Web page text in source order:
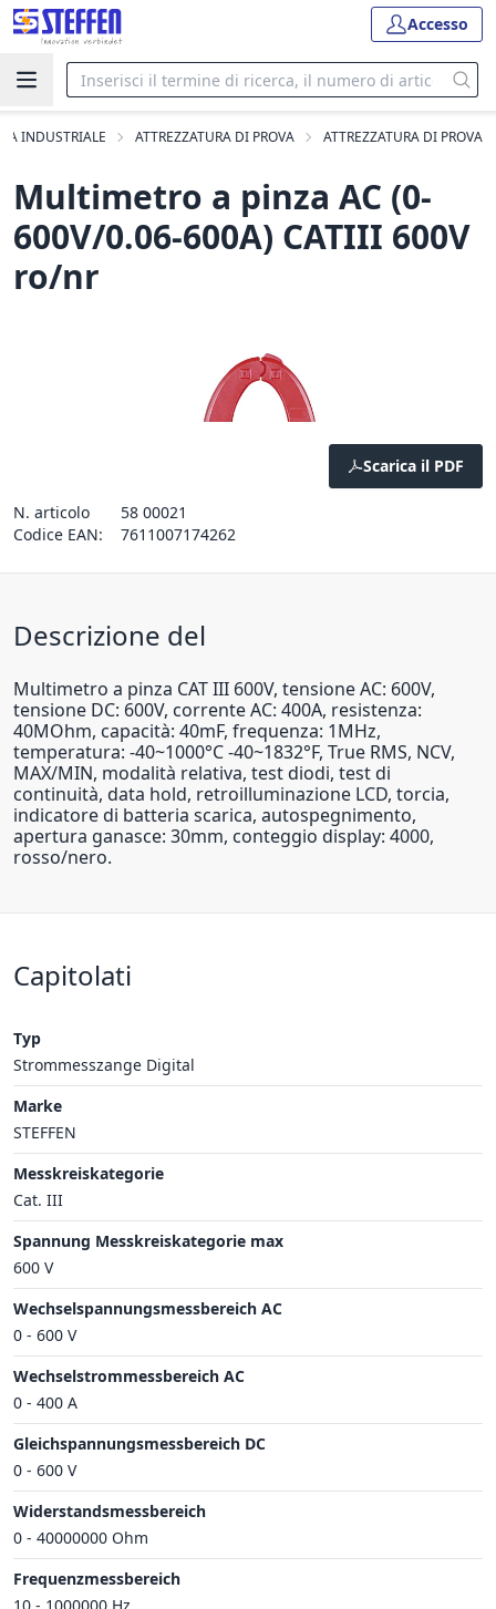
Accesso
INDUSTRIALE ATTREZZATURA DI PROVA ATTREZZATURA DI PROVA
Multimetro a pinza AC (0-
600V/0.06-600A) CATIII 600V
ro/nr
Scarica il PDF
N. articolo
58 00021
Codice EAN:
7611007174262
Descrizione del
Multimetro a pinza CAT III 600V, tensione AC: 600V,
tensione DC: 600V, corrente AC: 400A, resistenza:
40MOhm, capacità: 40mF, frequenza: 1MHz,
temperatura: -40~1000°C -40~1832°F, True RMS, NCV,
MAX/MIN, modalità relativa, test diodi, test di
continuità, data hold, retroilluminazione LCD, torcia,
indicatore di batteria scarica, autospegnimento,
apertura ganasce: 30mm, conteggio display: 4000,
rosso/nero.
Capitolati
Typ
Strommesszange Digital
Marke
STEFFEN
Messkreiskategorie
Cat. III
Spannung Messkreiskategorie max
600 V
Wechselspannungsmessbereich AC
0 - 600 V
Wechselstrommessbereich AC
0 - 400 A
Gleichspannungsmessbereich DC
0 - 600 V
Widerstandsmessbereich
0 - 40000000 Ohm
Frequenzmessbereich
10 - 1000000 Hz